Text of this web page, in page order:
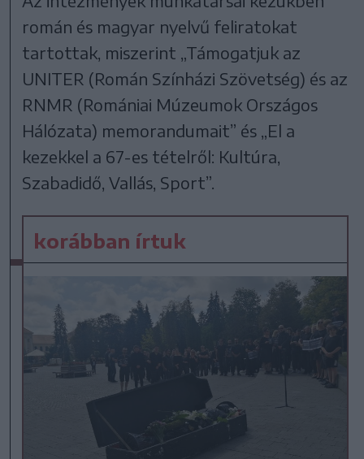
román és magyar nyelvű feliratokat
tartottak, miszerint „Támogatjuk az
UNITER (Román Színházi Szövetség) és az
RNMR (Romániai Múzeumok Országos
Hálózata) memorandumait” és „El a
kezekkel a 67-es tételről: Kultúra,
Szabadidő, Vallás, Sport”.
korábban írtuk